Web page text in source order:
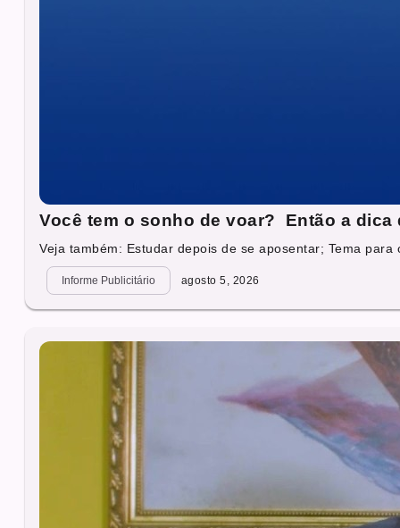
Você tem o sonho de voar? Então a
Veja também: Estudar depois de se aposentar; Tema para
Informe Publicitário agosto 5, 2026